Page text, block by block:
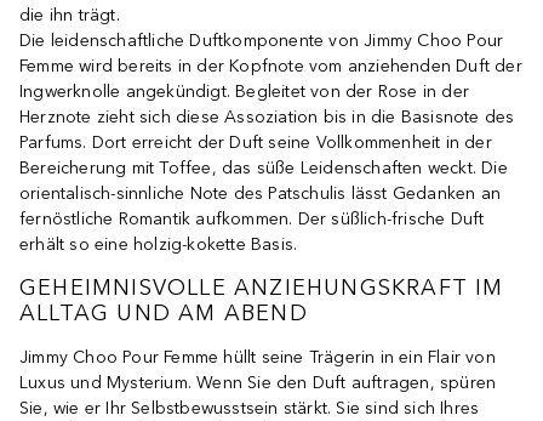
die ihn trägt.
Die leidenschaftliche Duftkomponente von Jimmy Choo Pour
Femme wird bereits in der Kopfnote vom anziehenden Duft der
Ingwerknolle angekündigt. Begleitet von der Rose in der
Herznote zieht sich diese Assoziation bis in die Basisnote des
Parfums. Dort erreicht der Duft seine Vollkommenheit in der
Bereicherung mit Toffee, das süße Leidenschaften weckt. Die
orientalisch-sinnliche Note des Patschulis lässt Gedanken an
fernöstliche Romantik aufkommen. Der süßlich-frische Duft
erhält so eine holzig-kokette Basis.
GEHEIMNISVOLLE ANZIEHUNGSKRAFT IM
ALLTAG UND AM ABEND
Jimmy Choo Pour Femme hüllt seine Trägerin in ein Flair von
Luxus und Mysterium. Wenn Sie den Duft auftragen, spüren
Sie, wie er Ihr Selbstbewusstsein stärkt. Sie sind sich Ihres